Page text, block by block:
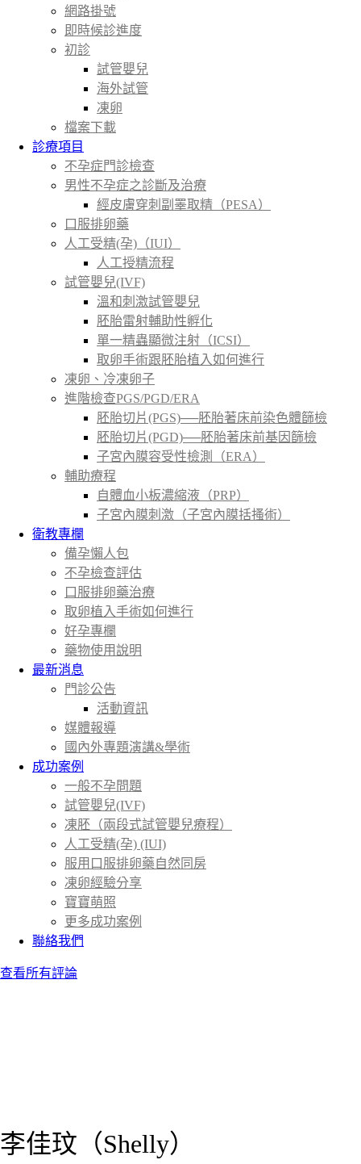
網路掛號
即時候診進度
初診
試管嬰兒
海外試管
凍卵
檔案下載
診療項目
不孕症門診檢查
男性不孕症之診斷及治療
經皮膚穿刺副睪取精（PESA）
口服排卵藥
人工受精(孕)（IUI）
人工授精流程
試管嬰兒(IVF)
溫和刺激試管嬰兒
胚胎雷射輔助性孵化
單一精蟲顯微注射（ICSI）
取卵手術跟胚胎植入如何進行
凍卵、冷凍卵子
進階檢查PGS/PGD/ERA
胚胎切片(PGS)──胚胎著床前染色體篩檢
胚胎切片(PGD)──胚胎著床前基因篩檢
子宮內膜容受性檢測（ERA）
輔助療程
自體血小板濃縮液（PRP）
子宮內膜刺激（子宮內膜括搔術）
衛教專欄
備孕懶人包
不孕檢查評估
口服排卵藥治療
取卵植入手術如何進行
好孕專欄
藥物使用說明
最新消息
門診公告
活動資訊
媒體報導
國內外專題演講&學術
成功案例
一般不孕問題
試管嬰兒(IVF)
凍胚（兩段式試管嬰兒療程）
人工受精(孕) (IUI)
服用口服排卵藥自然同房
凍卵經驗分享
寶寶萌照
更多成功案例
聯絡我們
查看所有評論
李佳玟（Shelly）